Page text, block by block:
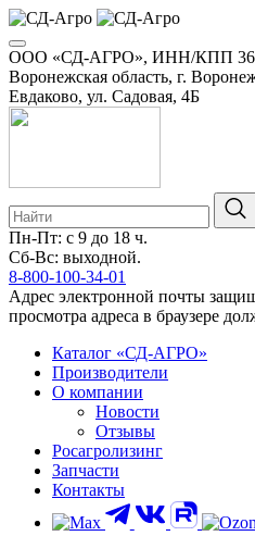
ООО «СД-АГРО», ИНН/КПП
Воронежская область, г.
Евдаково, ул. Садовая, 4Б
Пн-Пт: с 9 до 18 ч.
Сб-Вс: выходной.
8-800-100-34-01
Адрес электронной почты
просмотра адреса в браузере
Каталог «СД-АГРО»
Производители
О компании
Новости
Отзывы
Росагролизинг
Запчасти
Контакты